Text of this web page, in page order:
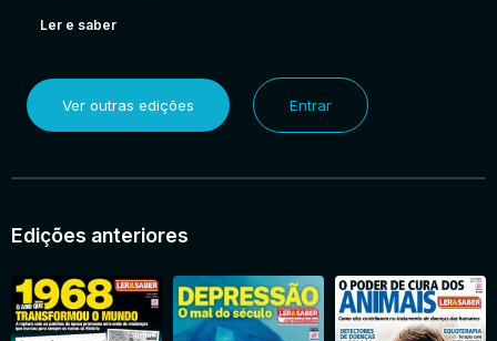
Ler e saber
Ver outras edições Entrar
Edições anteriores